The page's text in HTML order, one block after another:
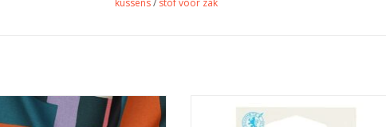
kussens/ stof voor zak
Prijs per 10 cm.